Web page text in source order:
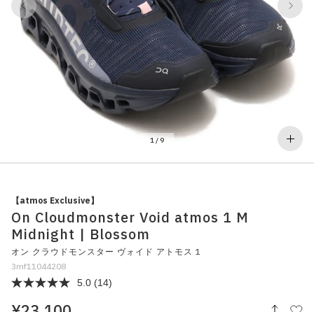
その他
アディダス ピックアップ
すべてのシューズ
ライフスタイルランニング
アンダーウェア
水着
すべてのウェア
ウエストバッグ
その他
すべてのバッグ
すべてのアクセサリー
その他
アディダス ピックアップ
すべてのシューズ
ライフスタイルランニング
スカート
ソックス
アンダーウェア
すべてのウェア
ウエストバッグ
その他
すべてのバッグ
すべてのアクセサリー
1 /9
【atmos Exclusive】
On Cloudmonster Void atmos 1 M
Midnight | Blossom
オン クラウドモンスター ヴォイド アトモス 1
3mf11044208
5.0 (14)